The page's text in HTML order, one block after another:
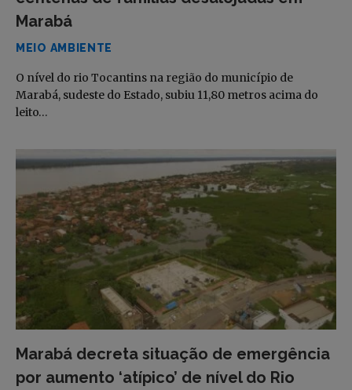
Marabá
MEIO AMBIENTE
O nível do rio Tocantins na região do município de
Marabá, sudeste do Estado, subiu 11,80 metros acima do
leito…
Marabá decreta situação de emergência
por aumento ‘atípico’ de nível do Rio